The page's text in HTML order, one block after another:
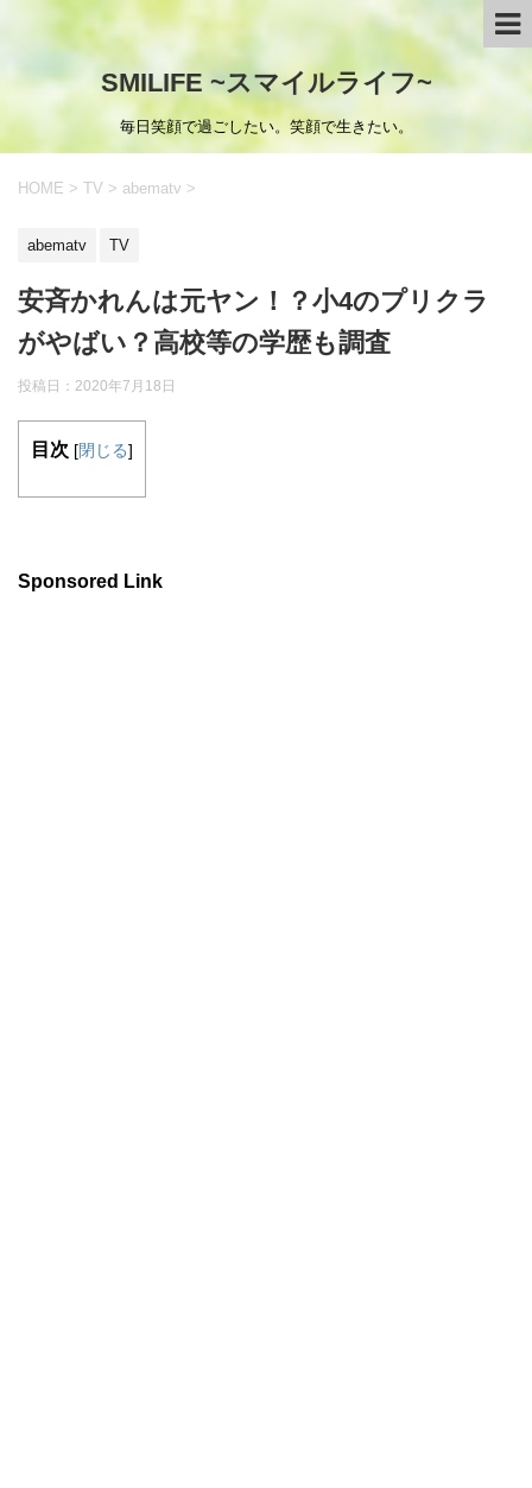
SMILIFE ~スマイルライフ~
毎日笑顔で過ごしたい。笑顔で生きたい。
HOME > TV > abematv >
abematv TV
安斉かれんは元ヤン！？小4のプリクラ
がやばい？高校等の学歴も調査
投稿日： 2020年7月18日
目次 [閉じる]
Sponsored Link